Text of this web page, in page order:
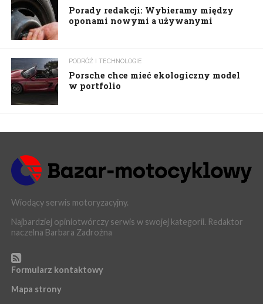
Porady redakcji: Wybieramy między
oponami nowymi a używanymi
PODRÓŻ I TECHNOLOGIE
Porsche chce mieć ekologiczny model
w portfolio
Wiodący serwis motoryzacyjny.
Najbardziej opiniotwórczy serwis w swojej kategorii. Redaktor
naczelna Barbara Zadrożna
Formularz kontaktowy
Mapa strony